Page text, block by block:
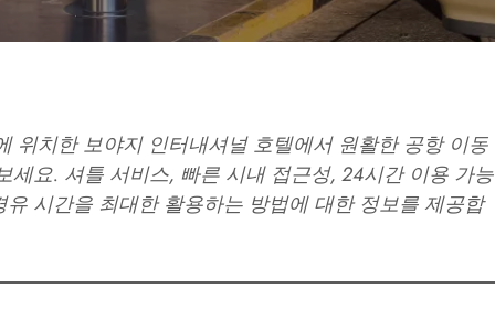
위치한 보야지 인터내셔널 호텔에서 원활한 공항 이동
요. 셔틀 서비스, 빠른 시내 접근성, 24시간 이용 가능
시간을 최대한 활용하는 방법에 대한 정보를 제공합